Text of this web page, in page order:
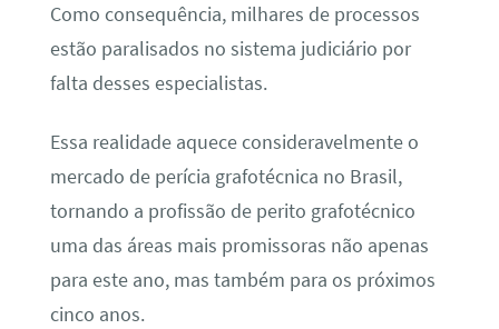
Como consequência, milhares de processos
estão paralisados no sistema judiciário por
falta desses especialistas.
Essa realidade aquece consideravelmente o
mercado de perícia grafotécnica no Brasil,
tornando a profissão de perito grafotécnico
uma das áreas mais promissoras não apenas
para este ano, mas também para os próximos
cinco anos.